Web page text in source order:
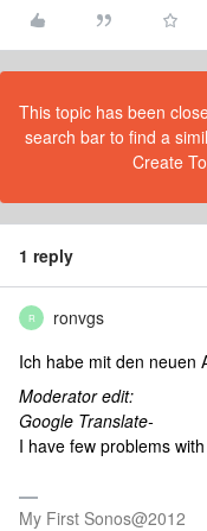
This topic has been
search bar to find a
Create
1 reply
R ronvgs
Ich habe mit den neuen
Moderator edit:
Google Translate-
I have few problems
My First Sonos@2012